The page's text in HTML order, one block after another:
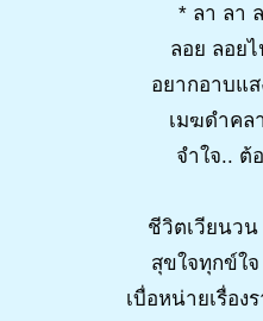
* ลา ลา
ลอย ลอย
อยากอาบแ
เมฆดำคล
จำใจ.. ต้
ชีวิตเวียนวน
สุขใจทุกข์ใ
เบื่อหน่ายเรื่อง